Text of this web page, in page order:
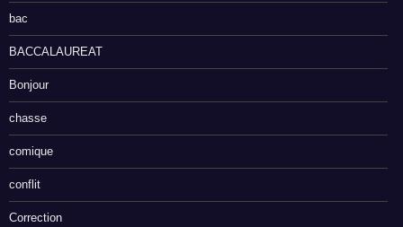
bac
BACCALAUREAT
Bonjour
chasse
comique
conflit
Correction